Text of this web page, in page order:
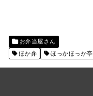
お弁当屋さん
ほか弁
ほっかほっか亭